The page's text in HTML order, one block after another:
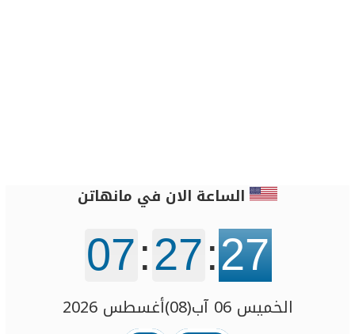
الساعة الان في مانهاتن
07:27:27
الخميس 06 آب(08)أغسطس 2026